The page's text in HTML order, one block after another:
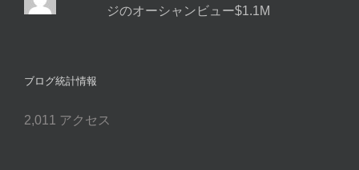
ジのオーシャンビュー$1.1M
ブログ統計情報
2,011 アクセス